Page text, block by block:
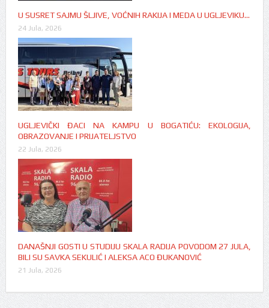
U SUSRET SAJMU ŠLJIVE, VOĆNIH RAKIJA I MEDA U UGLJEVIKU…
24 Jula, 2026
UGLJEVIČKI ĐACI NA KAMPU U BOGATIĆU: EKOLOGIJA,
OBRAZOVANJE I PRIJATELJSTVO
22 Jula, 2026
DANAŠNJI GOSTI U STUDIJU SKALA RADIJA POVODOM 27 JULA,
BILI SU SAVKA SEKULIĆ I ALEKSA ACO ĐUKANOVIĆ
21 Jula, 2026